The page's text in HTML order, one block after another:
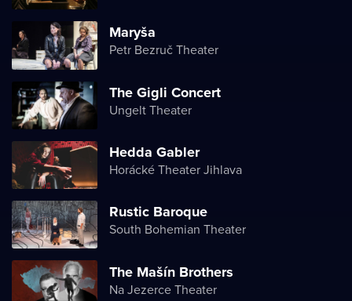
Maryša
Petr Bezruč Theater
The Gigli Concert
Ungelt Theater
Hedda Gabler
Horácké Theater Jihlava
Rustic Baroque
South Bohemian Theater
The Mašín Brothers
Na Jezerce Theater